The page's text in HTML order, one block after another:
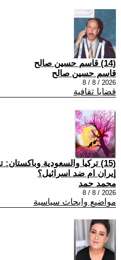
(14) قاسم حسين صالح
قاسم حسين صالح
2026 / 8 / 8
قضايا ثقافية
(15) تركيا والسعودية
إيران ام ضد اسرائيل؟
محمد حمد
2026 / 8 / 8
مواضيع وابحاث سياسية